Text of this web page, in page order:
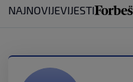
NAJNOVIJEVIJESTI